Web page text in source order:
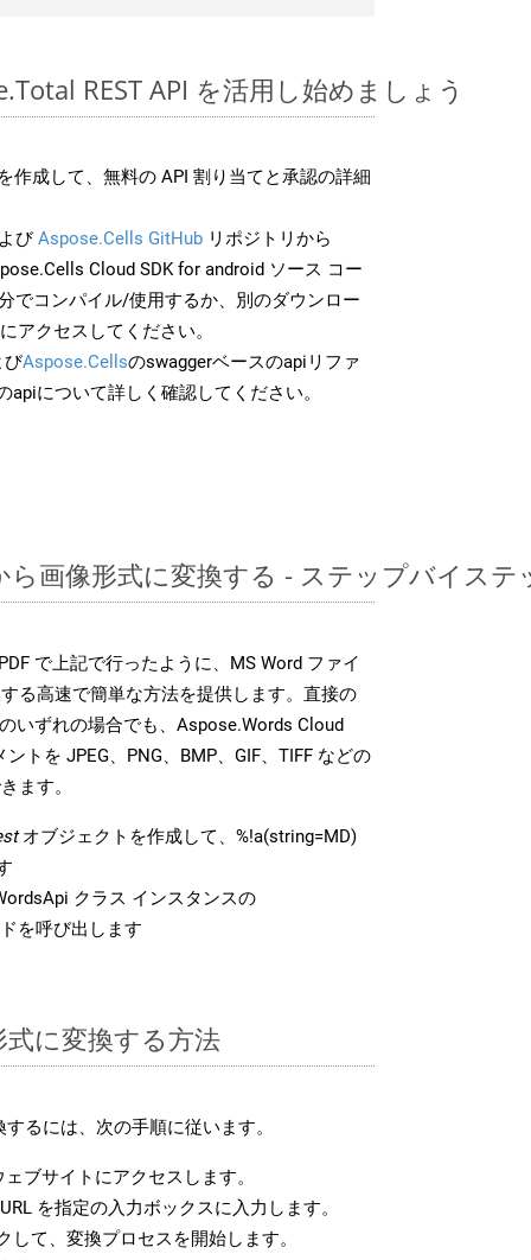
REST API を活用し始めましょう
作成して、無料の API 割り当てと承認の詳細
びAspose.Cells GitHub リポジトリから
Cloud SDK for android ソース コー
でコンパイル/使用するか、別のダウンロー
アクセスしてください。
びAspose.Cellsのswaggerベースのapiリファ
apiについて詳しく確認してください。
ら画像形式に変換する - ステップバイステ
で上記で行ったように、MS Word ファイ
る高速で簡単な方法を提供します。直接の
いずれの場合でも、Aspose.Words Cloud
トを JPEG、PNG、BMP、GIF、TIFF などの
ます。
オブジェクトを作成して、%!a(string=MD)
クラス インスタンスの
を呼び出します
に変換する方法
るには、次の手順に従います。
ェブサイトにアクセスします。
を指定の入力ボックスに入力します。
して、変換プロセスを開始します。